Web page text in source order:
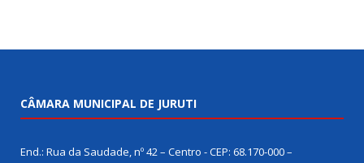
CÂMARA MUNICIPAL DE JURUTI
End.: Rua da Saudade, nº 42 – Centro - CEP: 68.170-000 –